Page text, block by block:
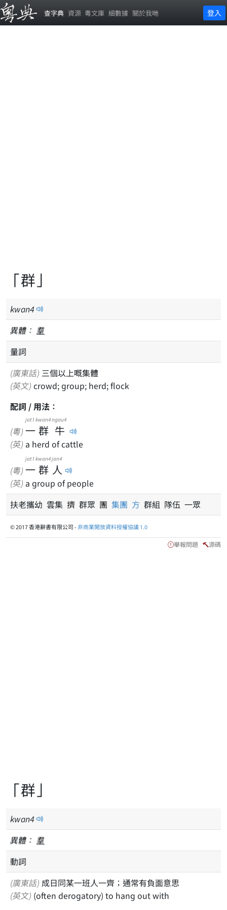
查字典 資源 粵文庫 細數據 關於我哋 登入
「群」
kwan4
異體： 羣
量詞
(廣東話) 三個以上嘅集體
(英文) crowd; group; herd; flock
配詞 / 用法：
(粵) 一
jat1
群
kwan4
牛
ngau4
(英) a herd of cattle
(粵) 一
jat1
群
kwan4
人
jan4
(英) a group of people
扶老攜幼 雲集 擠 群眾 團 集團 方 群組 隊伍 一眾
© 2017 香港辭書有限公司 -非商業開放資料授權協議 1.0
舉報問題 源碼
「群」
kwan4
異體： 羣
動詞
(廣東話) 成日同某一班人一齊；通常有負面意思
(英文) (often derogatory) to hang out with